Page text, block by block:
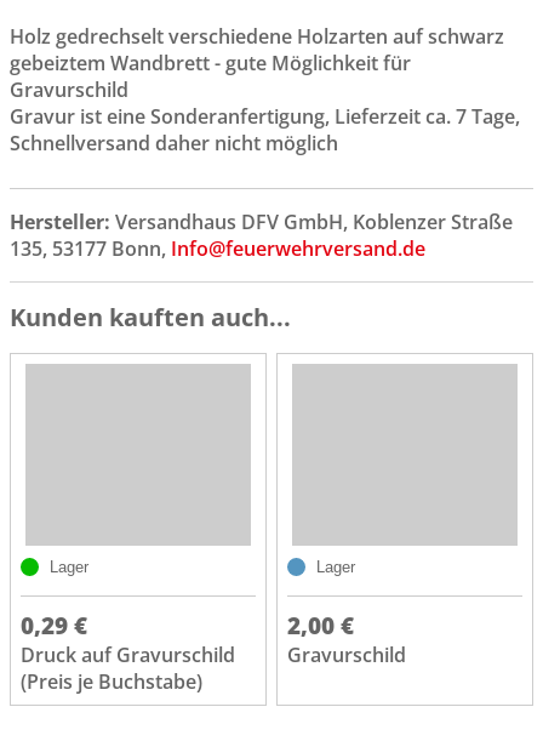
Holz gedrechselt verschiedene Holzarten auf schwarz
gebeiztem Wandbrett - gute Möglichkeit für
Gravurschild
Gravur ist eine Sonderanfertigung, Lieferzeit ca. 7 Tage,
Schnellversand daher nicht möglich
Hersteller: Versandhaus DFV GmbH, Koblenzer Straße
135, 53177 Bonn, Info@feuerwehrversand.de
Kunden kauften auch...
Lager
0,29 €
Druck auf Gravurschild
(Preis je Buchstabe)
Lager
2,00 €
Gravurschild